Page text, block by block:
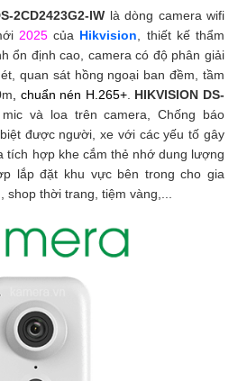
2CD2423G2-IW là dòng camera wifi
2025 của Hikvision , thiết kế thẩm
ổn định cao, camera có độ phân giải
quan sát hồng ngoại ban đềm, tầm
, chuẩn nén H.265+. HIKVISION DS-
và loa trên camera,Chống báo
được người, xe với các yếu tố gây
tích hợp khe cắm thẻ nhớ dung lượng
lắp đặt khu vực bên trong cho gia
thời trang, tiệm vàng,...